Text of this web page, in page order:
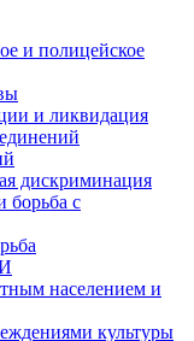
и полицейское
и ликвидация
дискриминация
борьба с
населением и
культуры